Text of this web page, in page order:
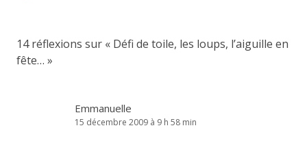
14 réflexions sur « Défi de toile, les loups, l’aiguille en
fête… »
Emmanuelle
15 décembre 2009 à 9 h 58 min